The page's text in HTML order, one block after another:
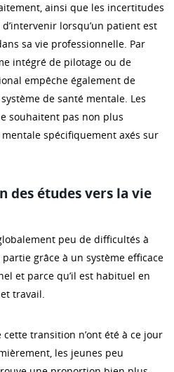
ainsi que les incertitudes
lorsqu’un patient est
sa vie professionnelle. Par
intégré de pilotage ou de
empêche également de
de santé mentale. Les
souhaitent pas non plus
spécifiquement axés sur
des études vers la vie
peu de difficultés à
grâce à un système efficace
et parce qu’il est habituel en
travail.
transition n’ont été à ce jour
les jeunes peu